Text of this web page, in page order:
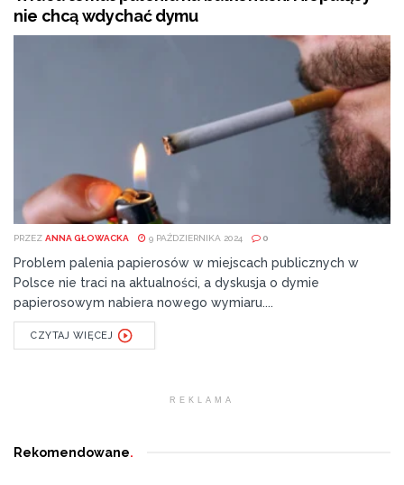
nie chcą wdychać dymu
PRZEZ ANNA GŁOWACKA 9 PAŹDZIERNIKA 2024 0
Problem palenia papierosów w miejscach publicznych w
Polsce nie traci na aktualności, a dyskusja o dymie
papierosowym nabiera nowego wymiaru....
CZYTAJ WIĘCEJ
REKLAMA
Rekomendowane.